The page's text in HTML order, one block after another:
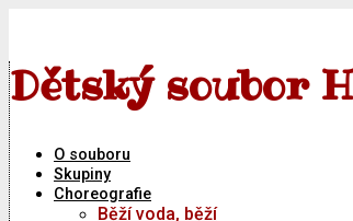
Dětský soubor
O souboru
Skupiny
Choreografie
Běží voda, běží